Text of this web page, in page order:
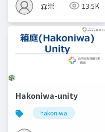
森崇 13.5K
Hakoniwa-unity
hakoniwa